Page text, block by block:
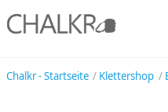
Chalkr - Startseite Klettershop